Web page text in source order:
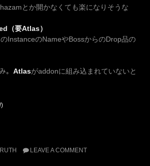
とか開かなくても楽になりそうな
（要Atlas）
InstanceのNameやBossからのDrop品の
。 Atlasがaddonに組み込まれていないと
LEAVE A COMMENT